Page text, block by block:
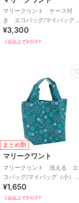
マリークヮント ケース付
き エコバッグ/マイバッグ
（パッケージ入り） 【MARY
QUANT】
¥3,300
2点以上で8%OFF
まとめ割
マリークワント
マリークヮント 洗える エ
コバッグ/マイバッグ（小）
【MARY QUANT】
¥1,650
2点以上で8%OFF